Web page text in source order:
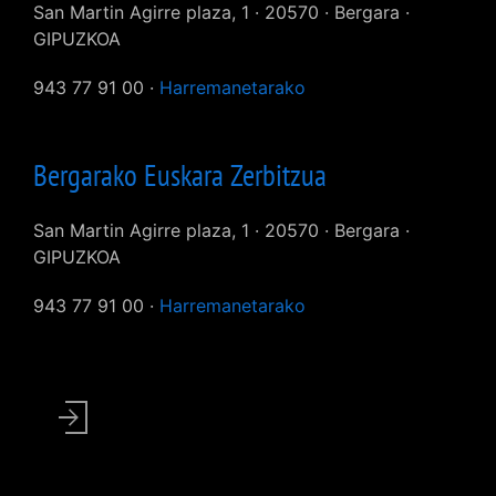
San Martin Agirre plaza, 1 · 20570 · Bergara ·
GIPUZKOA
943 77 91 00 · Harremanetarako
Bergarako Euskara Zerbitzua
San Martin Agirre plaza, 1 · 20570 · Bergara ·
GIPUZKOA
943 77 91 00 · Harremanetarako
User
account